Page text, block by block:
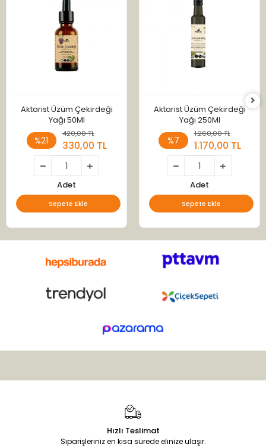
Aktarist Üzüm Çekirdeği
Yağı 50Ml
%21
420,00 TL
330,00 TL
Adet
Sepete Ekle
Aktarist Üzüm Çekirdeği
Yağı 250Ml
%7
1.260,00 TL
1.170,00 TL
Adet
Sepete Ekle
Hızlı Teslimat
Siparişleriniz en kısa sürede elinize ulaşır.